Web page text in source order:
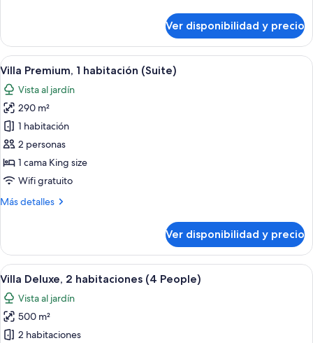
Deluxe,
habitación
Ver disponibilidad y precio
Ver
todas
las
fotos
de
Villa
Premium,
1
habitación
(Suite)
Minibar, caja de seguridad en la
22
Villa Premium, 1 habitación (Suite)
Vista al jardín
290 m²
1 habitación
2 personas
1 cama King size
Wifi gratuito
Más detalles
Más
Premium,
habitación
(Suite)
Ver disponibilidad y precio
Ver
todas
las
fotos
de
30
Villa Deluxe, 2 habitaciones (4 People)
Vista al jardín
500 m²
2 habitaciones